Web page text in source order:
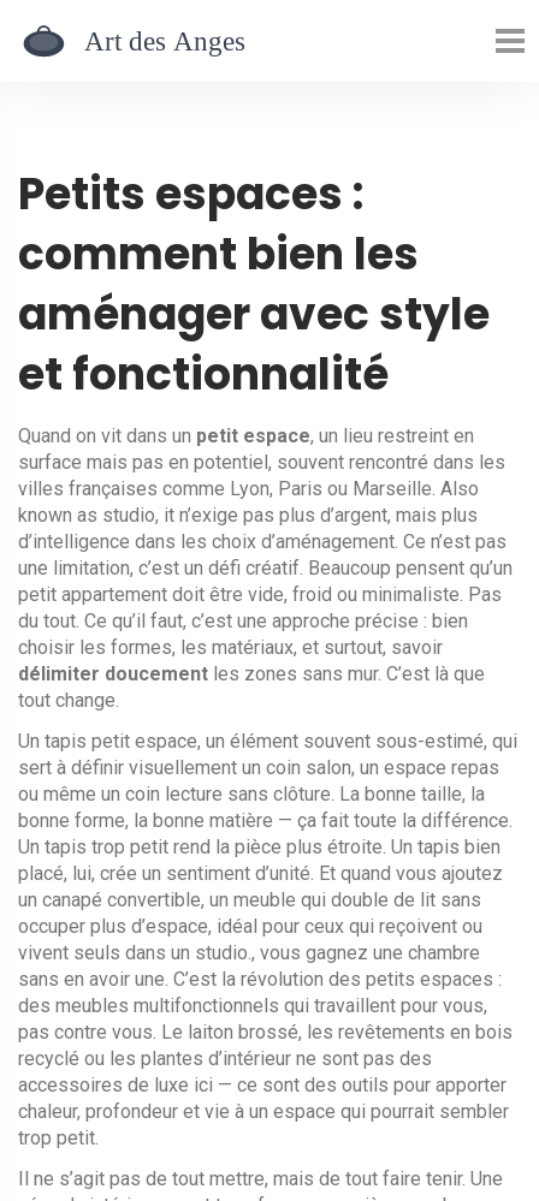
Petits espaces :
comment bien les
aménager avec style
et fonctionnalité
Quand on vit dans un petit espace, un lieu restreint en
surface mais pas en potentiel, souvent rencontré dans les
villes françaises comme Lyon, Paris ou Marseille. Also
known as studio, it n’exige pas plus d’argent, mais plus
d’intelligence dans les choix d’aménagement. Ce n’est pas
une limitation, c’est un défi créatif. Beaucoup pensent qu’un
petit appartement doit être vide, froid ou minimaliste. Pas
du tout. Ce qu’il faut, c’est une approche précise : bien
choisir les formes, les matériaux, et surtout, savoir
délimiter doucement les zones sans mur. C’est là que
tout change.
Un tapis petit espace, un élément souvent sous-estimé, qui
sert à définir visuellement un coin salon, un espace repas
ou même un coin lecture sans clôture. La bonne taille, la
bonne forme, la bonne matière — ça fait toute la différence.
Un tapis trop petit rend la pièce plus étroite. Un tapis bien
placé, lui, crée un sentiment d’unité. Et quand vous ajoutez
un canapé convertible, un meuble qui double de lit sans
occuper plus d’espace, idéal pour ceux qui reçoivent ou
vivent seuls dans un studio., vous gagnez une chambre
sans en avoir une. C’est la révolution des petits espaces :
des meubles multifonctionnels qui travaillent pour vous,
pas contre vous. Le laiton brossé, les revêtements en bois
recyclé ou les plantes d’intérieur ne sont pas des
accessoires de luxe ici — ce sont des outils pour apporter
chaleur, profondeur et vie à un espace qui pourrait sembler
trop petit.
Il ne s’agit pas de tout mettre, mais de tout faire tenir. Une